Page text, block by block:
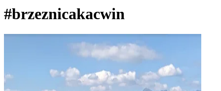
#brzeznicakacwin